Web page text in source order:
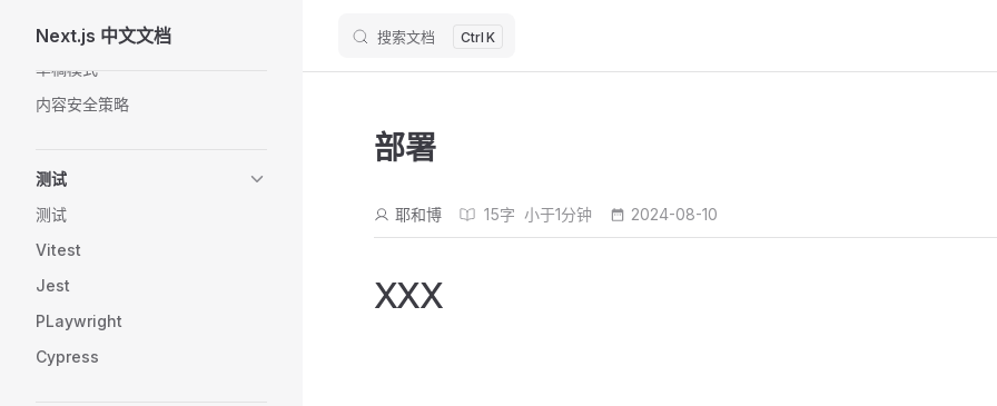
Skip to content
Next.js 中文文档 搜索文档 K
自定义服务器
草稿模式
内容安全策略
测试
测试
Vitest
Jest
PLaywright
Cypress
部署
耶和博 15字 小于1分钟 2024-08-10
XXX